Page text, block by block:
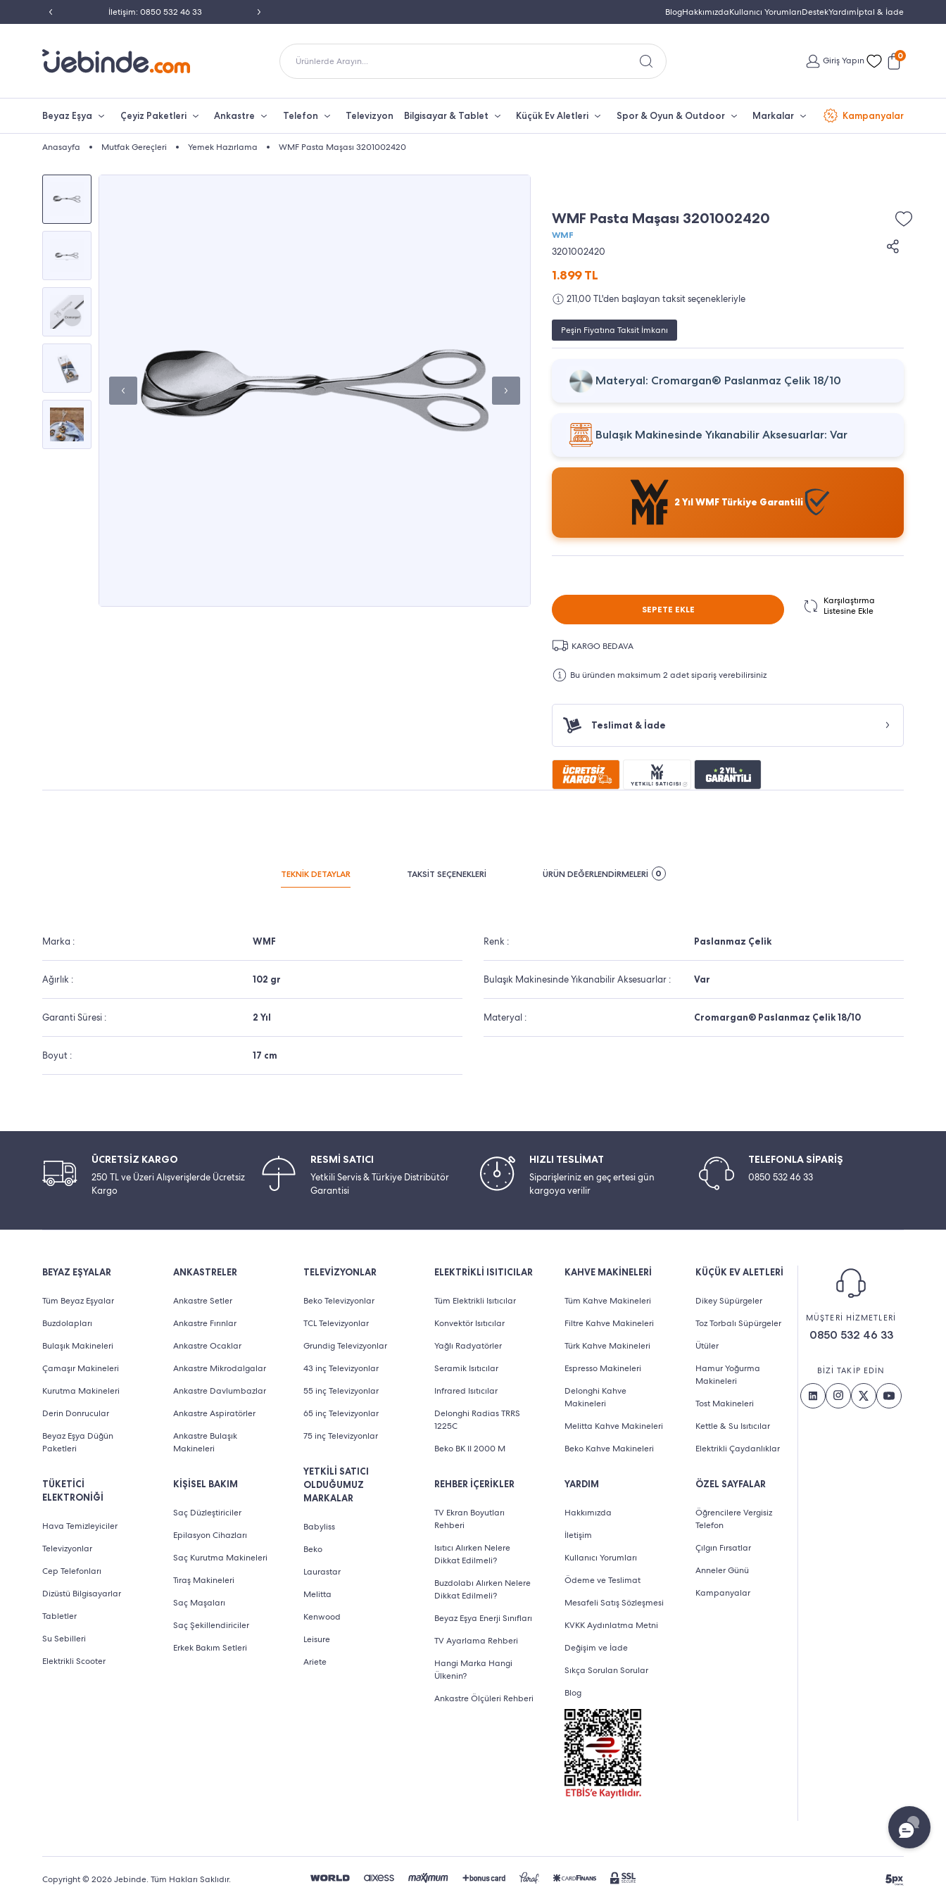
İletişim: 0850 532 46 33 Yetkili Servis & Türkiye Distribütör Garantisi Türkiye'nin En Büyük Beko
BlogHakkımızdaKullanıcı YorumlarıDestekYardımİptal & İade
Ürünlerde Arayın... Giriş Yapın 0
Beyaz Eşya Çeyiz Paketleri Ankastre Telefon Televizyon Bilgisayar & Tablet Küçük Ev Aletleri Spor & Oyun & Outdoor Markalar Kampanyalar
Anasayfa Mutfak Gereçleri Yemek Hazırlama WMF Pasta Maşası 3201002420
WMF Pasta Maşası 3201002420
WMF
3201002420
1.899TL
211,00 TL'den başlayan taksit seçenekleriyle
Peşin Fiyatına Taksit İmkanı
Materyal: Cromargan® Paslanmaz Çelik 18/10
Bulaşık Makinesinde Yıkanabilir Aksesuarlar: Var
2 Yıl WMF Türkiye Garantili
SEPETE EKLE
Karşılaştırma
Listesine Ekle
KARGO BEDAVA
Bu üründen maksimum 2 adet sipariş verebilirsiniz
Teslimat & İade
TEKNİK DETAYLAR TAKSİT SEÇENEKLERİ ÜRÜN DEĞERLENDİRMELERİ 0
Marka : WMF Renk : Paslanmaz Çelik
Ağırlık : 102 gr Bulaşık Makinesinde Yıkanabilir Aksesuarlar : Var
Garanti Süresi : 2 Yıl Materyal : Cromargan® Paslanmaz Çelik 18/10
Boyut : 17 cm
ÜCRETSİZ KARGO
250 TL ve Üzeri Alışverişlerde Ücretsiz
Kargo
RESMİ SATICI
Yetkili Servis & Türkiye Distribütör
Garantisi
HIZLI TESLİMAT
Siparişleriniz en geç ertesi gün
kargoya verilir
TELEFONLA SİPARİŞ
0850 532 46 33
BEYAZ EŞYALAR
Tüm Beyaz Eşyalar
Buzdolapları
Bulaşık Makineleri
Çamaşır Makineleri
Kurutma Makineleri
Derin Donrucular
Beyaz Eşya Düğün
Paketleri
TÜKETİCİ
ELEKTRONİĞİ
Hava Temizleyiciler
Televizyonlar
Cep Telefonları
Dizüstü Bilgisayarlar
Tabletler
Su Sebilleri
Elektrikli Scooter
ANKASTRELER
Ankastre Setler
Ankastre Fırınlar
Ankastre Ocaklar
Ankastre Mikrodalgalar
Ankastre Davlumbazlar
Ankastre Aspiratörler
Ankastre Bulaşık
Makineleri
KİŞİSEL BAKIM
Saç Düzleştiriciler
Epilasyon Cihazları
Saç Kurutma Makineleri
Tıraş Makineleri
Saç Maşaları
Saç Şekillendiriciler
Erkek Bakım Setleri
TELEVİZYONLAR
Beko Televizyonlar
TCL Televizyonlar
Grundig Televizyonlar
43 inç Televizyonlar
55 inç Televizyonlar
65 inç Televizyonlar
75 inç Televizyonlar
YETKİLİ SATICI
OLDUĞUMUZ
MARKALAR
Babyliss
Beko
Laurastar
Melitta
Kenwood
Leisure
Ariete
ELEKTRİKLİ ISITICILAR
Tüm Elektrikli Isıtıcılar
Konvektör Isıtıcılar
Yağlı Radyatörler
Seramik Isıtıcılar
Infrared Isıtıcılar
Delonghi Radias TRRS
1225C
Beko BK II 2000 M
REHBER İÇERİKLER
TV Ekran Boyutları
Rehberi
Isıtıcı Alırken Nelere
Dikkat Edilmeli?
Buzdolabı Alırken Nelere
Dikkat Edilmeli?
Beyaz Eşya Enerji Sınıfları
TV Ayarlama Rehberi
Hangi Marka Hangi
Ülkenin?
Ankastre Ölçüleri Rehberi
KAHVE MAKİNELERİ
Tüm Kahve Makineleri
Filtre Kahve Makineleri
Türk Kahve Makineleri
Espresso Makineleri
Delonghi Kahve
Makineleri
Melitta Kahve Makineleri
Beko Kahve Makineleri
YARDIM
Hakkımızda
İletişim
Kullanıcı Yorumları
Ödeme ve Teslimat
Mesafeli Satış Sözleşmesi
KVKK Aydınlatma Metni
Değişim ve İade
Sıkça Sorulan Sorular
Blog
KÜÇÜK EV ALETLERİ
Dikey Süpürgeler
Toz Torbalı Süpürgeler
Ütüler
Hamur Yoğurma
Makineleri
Tost Makineleri
Kettle & Su Isıtıcılar
Elektrikli Çaydanlıklar
ÖZEL SAYFALAR
Öğrencilere Vergisiz
Telefon
Çılgın Fırsatlar
Anneler Günü
Kampanyalar
MÜŞTERİ HİZMETLERİ
0850 532 46 33
BİZİ TAKİP EDİN
Copyright © 2026 Jebinde. Tüm Hakları Saklıdır.